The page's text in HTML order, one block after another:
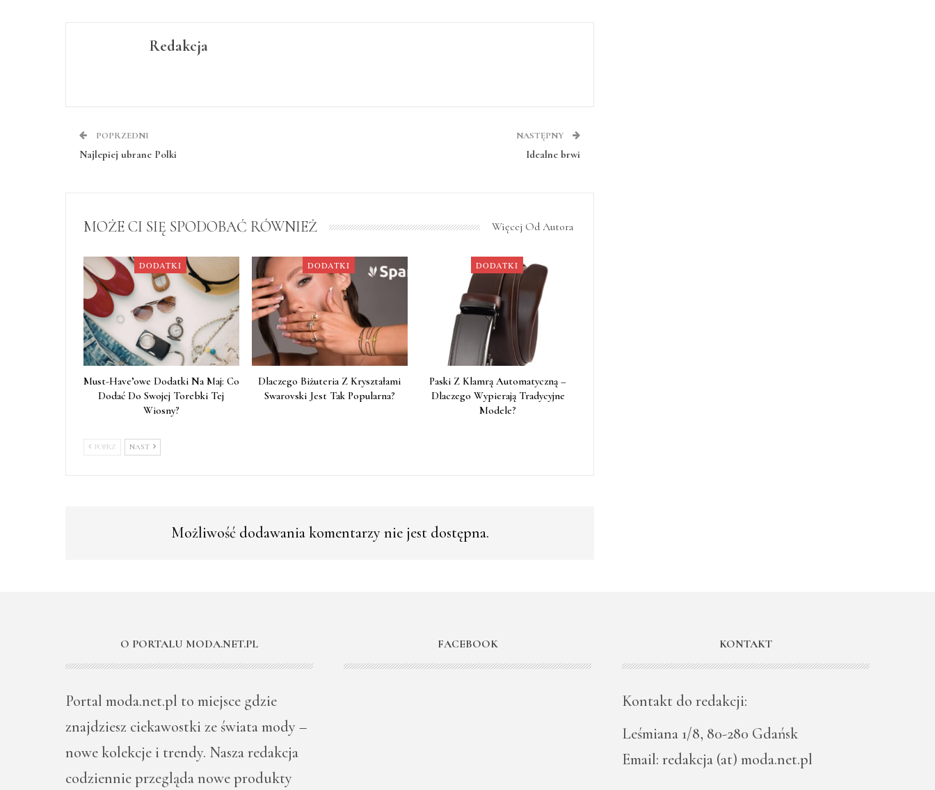
Redakcja
POPRZEDNI
Najlepiej ubrane Polki
NASTĘPNY
Idealne brwi
MOŻE CI SIĘ SPODOBAĆ RÓWNIEŻ Więcej Od Autora
DODATKI
Must-Have’owe Dodatki Na Maj: Co
Dodać Do Swojej Torebki Tej
Wiosny?
DODATKI
Dlaczego Biżuteria Z Kryształami
Swarovski Jest Tak Popularna?
DODATKI
Paski Z Klamrą Automatyczną –
Dlaczego Wypierają Tradycyjne
Modele?
POPRZ NAST
Możliwość dodawania komentarzy nie jest dostępna.
O PORTALU MODA.NET.PL
Portal moda.net.pl to miejsce gdzie
znajdziesz ciekawostki ze świata mody –
nowe kolekcje i trendy. Nasza redakcja
codziennie przegląda nowe produkty
FACEBOOK KONTAKT
Kontakt do redakcji:
Leśmiana 1/8, 80-280 Gdańsk
Email: redakcja (at) moda.net.pl